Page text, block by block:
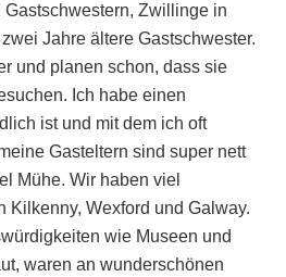
Gastschwestern, Zwillinge in
Jahre ältere Gastschwester.
und planen schon, dass sie
Ich habe einen
ist und mit dem ich oft
Gasteltern sind super nett
Mühe. Wir haben viel
Kilkenny, Wexford und Galway.
wie Museen und
waren an wunderschönen